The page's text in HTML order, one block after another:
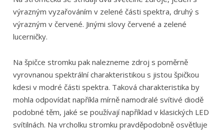
výrazným vyzařováním v zelené části spektra, druhý s
výrazným v červené. Jinými slovy červené a zelené
lucerničky.
Na špičce stromku pak nalezneme zdroj s poměrně
vyrovnanou spektrální charakteristikou s jistou špičkou
kdesi v modré části spektra. Taková charakteristika by
mohla odpovídat napříkla mírně namodralé svítivé diodě
podobné těm, jaké se používají například v klasických LED
svítilnách. Na vrcholku stromku pravděpodobně osvětluje